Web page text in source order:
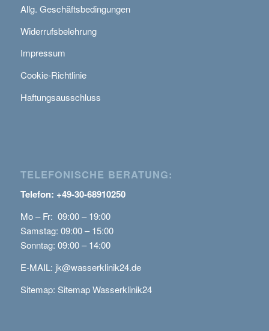
Allg. Geschäftsbedingungen
Widerrufsbelehrung
Impressum
Cookie-Richtlinie
Haftungsausschluss
TELEFONISCHE BERATUNG:
Telefon: +49-30-68910250
Mo – Fr: 09:00 – 19:00
Samstag: 09:00 – 15:00
Sonntag: 09:00 – 14:00
E-MAIL: jk@wasserklinik24.de
Sitemap: Sitemap Wasserklinik24